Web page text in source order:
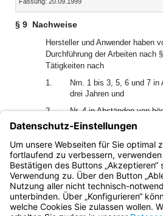
§ 9 Nachweise
Hersteller und Anwender haben
Durchführung der Arbeiten nach
Tätigkeiten nach
1.
Nrn. 1 bis 3, 5, 6 und 7 in
drei Jahren und
2.
Nr. 4 in Abständen von
gegenüber einer nach § 1 Abs. 1
Prüfstelle nachzuweisen, dass
vorgeschriebenen Fachkräfte
Bayern.de
BayernPortal